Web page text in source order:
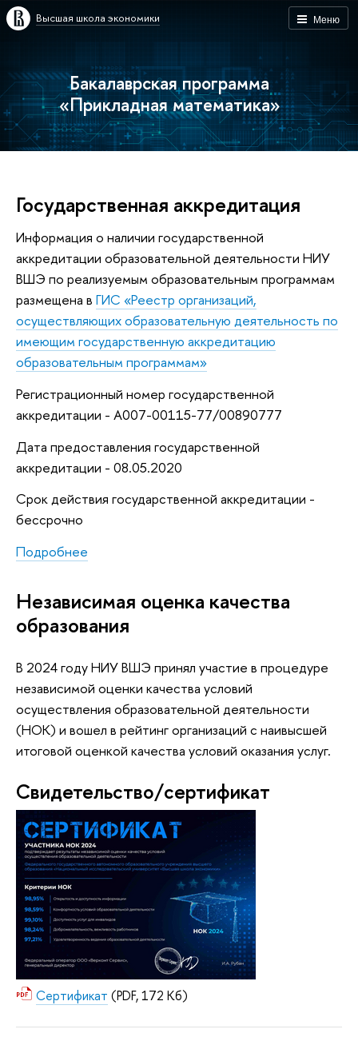
Меню
Высшая школа экономики
Бакалаврская программа
«Прикладная математика»
Государственная аккредитация
Информация о наличии государственной
аккредитации образовательной деятельности НИУ
ВШЭ по реализуемым образовательным программам
размещена в ГИС «Реестр организаций,
осуществляющих образовательную деятельность по
имеющим государственную аккредитацию
образовательным программам»
Регистрационный номер государственной
аккредитации - А007-00115-77/00890777
Дата предоставления государственной
аккредитации - 08.05.2020
Срок действия государственной аккредитации -
бессрочно
Подробнее
Независимая оценка качества
образования
В 2024 году НИУ ВШЭ принял участие в процедуре
независимой оценки качества условий
осуществления образовательной деятельности
(НОК) и вошел в рейтинг организаций с наивысшей
итоговой оценкой качества условий оказания услуг.
Свидетельство/сертификат
Сертификат (PDF, 172 Кб)